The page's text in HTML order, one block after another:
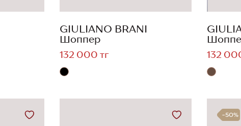
GIULIANO BRANI
Шоппер
132 000 тг 132
-50%